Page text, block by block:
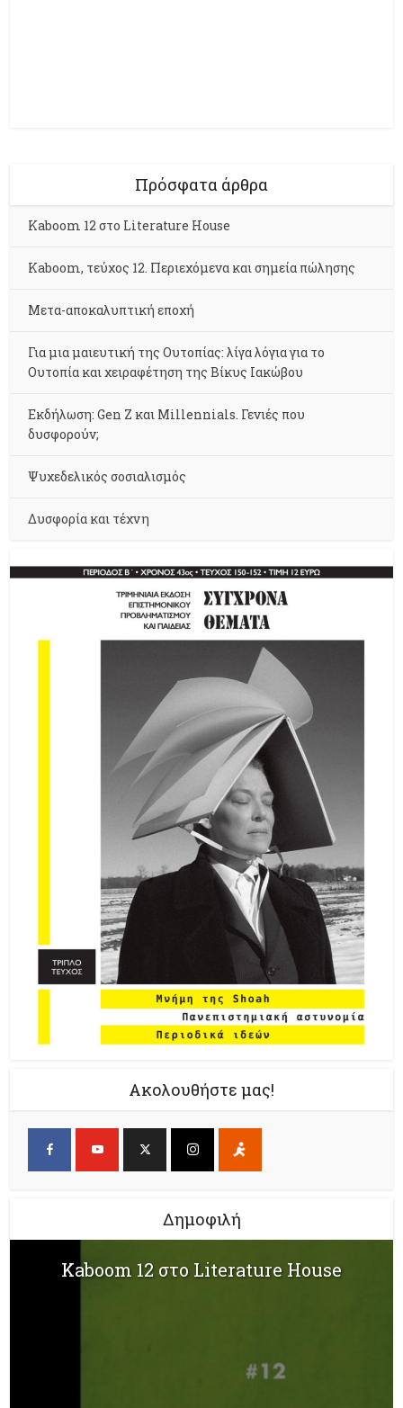
Πρόσφατα άρθρα
Kaboom 12 στο Literature House
Kaboom, τεύχος 12. Περιεχόμενα και σημεία πώλησης
Μετα-αποκαλυπτική εποχή
Για μια μαιευτική της Ουτοπίας: λίγα λόγια για το
Ουτοπία και χειραφέτηση της Βίκυς Ιακώβου
Εκδήλωση: Gen Z και Millennials. Γενιές που
δυσφορούν;
Ψυχεδελικός σοσιαλισμός
Δυσφορία και τέχνη
Ακολουθήστε μας!
Δημοφιλή
Kaboom 12 στο Literature House